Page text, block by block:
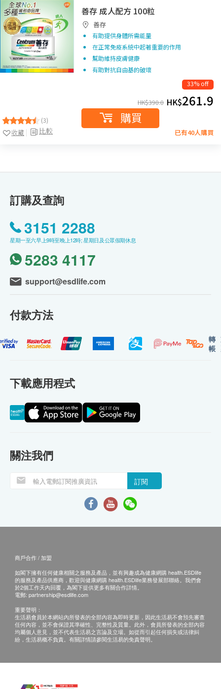
(3)
比較
收藏
善存 成人配方 100粒
善存
有助提供身體所需能量
在正常免疫系統中起著重要的作用
幫助維持皮膚健康
有助對抗自由基的破壞
33% off
HK$390.0 HK$261.9
購買
已有40人購買
訂購及查詢
3151 2288
星期一至六早上9時至晚上12時; 星期日及公眾假期休息
5283 4117
support@esdlife.com
付款方法
轉
帳
下載應用程式
關注我們
訂閱
商戶合作 / 加盟
如閣下擁有任何健康相關之服務及產品，並有興趣成為健康網購 health.ESDlife
的服務及產品供應商，歡迎與健康網購 health.ESDlife業務發展部聯絡。我們會
於2個工作天內回覆，為閣下提供更多有關合作詳情。
電郵: partnership@esdlife.com
重要聲明：
生活易會員於本網站內所發表的全部內容為即時更新，因此生活易不會預先審查
任何內容，並不會保證其準確性、完整性及質量。此外，會員所發表的全部內容
均屬個人意見，並不代表生活易之言論及立場。如從而引起任何損失或法律糾
紛，生活易概不負責。有關詳情請參閱生活易的免責聲明。